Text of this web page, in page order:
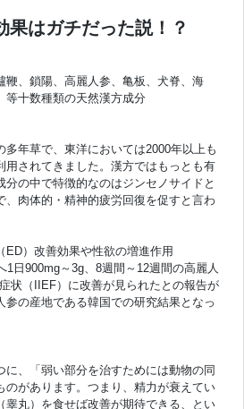
果はガチだった説！？
鞭、鎖陽、高麗人参、亀板、犬脊、海
等十数種類の天然漢方成分
年草で、東洋においては2000年以上も
用されてきました。漢方ではもっとも有
の中で特徴的なのはジンセノサイドと
、肉体的・精神的疲労回復を促すと言わ
ED）改善効果や性欲の増進作用
1日900mg～3g、8週間～12週間の高麗人
状（IIEF）に改善が見られたとの報告が
参の産地である韓国での研究結果となっ
に、「弱い部分を治すためには動物の同
のがあります。つまり、精力が衰えてい
睾丸）を食せば改善が期待できる、とい